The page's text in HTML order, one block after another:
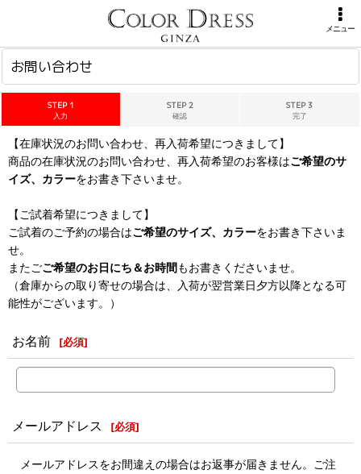
メニュー
お問い合わせ
STEP 1
入力
STEP 2
確認
STEP 3
完了
【在庫状況のお問い合わせ、再入荷希望につきまして】
商品の在庫状況のお問い合わせ、再入荷希望のお客様はご希望のサ
イズ、カラーをお書き下さいませ。
【ご試着希望につきまして】
ご試着のご予約の場合はご希望のサイズ、カラーをお書き下さいま
せ。
またごご希望のお日にち＆お時間もお書きくださいませ。
（倉庫からの取り寄せの場合は、入荷が翌営業日夕方以降となる可
能性がございます。）
お名前 [必須]
メールアドレス [必須]
メールアドレスをお間違えの場合はお返事が届きません。ご注